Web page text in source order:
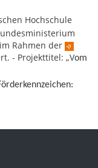
Hochschule
Rahmen der
- Projekttitel: „Vom